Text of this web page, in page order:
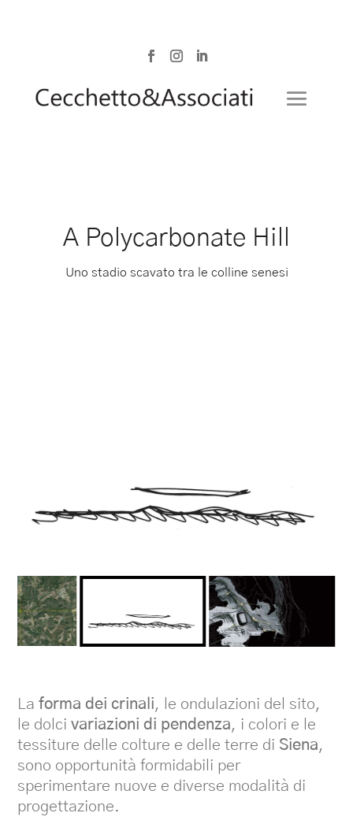
A Polycarbonate Hill
Uno stadio scavato tra le colline senesi
Laforma dei crinali, le ondulazioni del sito,
le dolcivariazioni di pendenza, i colori e le
tessiture delle colture e delle terre di Siena,
sono opportunità formidabili per
sperimentare nuove e diverse modalità di
progettazione.